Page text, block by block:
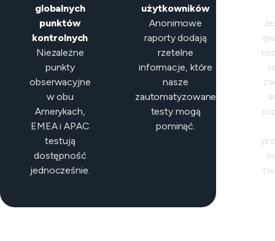
globalnych
punktów
kontrolnych
Niezależne
punkty
obserwacyjne
w obu
Amerykach,
EMEA i APAC
testują
dostępność
jednocześnie.
użytkowników
Anonimowe
raporty dodają
rzetelne
informacje, które
nasze
zautomatyzowane
testy mogą
pominąć.